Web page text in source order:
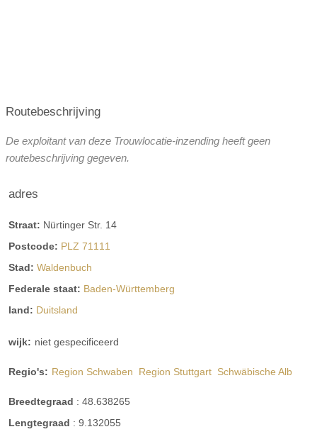
Routebeschrijving
De exploitant van deze Trouwlocatie-inzending heeft geen
routebeschrijving gegeven.
adres
Straat: Nürtinger Str. 14
Postcode: PLZ 71111
Stad: Waldenbuch
Federale staat: Baden-Württemberg
land: Duitsland
wijk: niet gespecificeerd
Regio's: Region Schwaben Region Stuttgart Schwäbische Alb
Breedtegraad : 48.638265
Lengtegraad : 9.132055